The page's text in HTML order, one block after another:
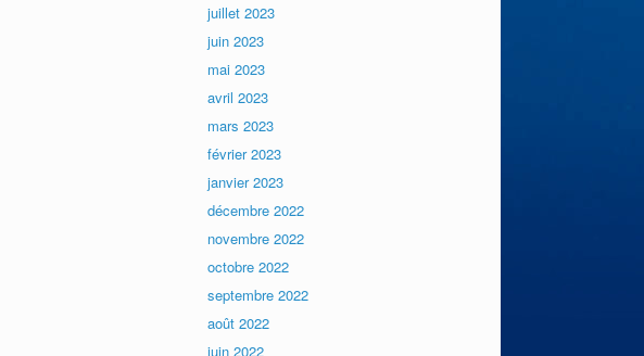
juillet 2023
juin 2023
mai 2023
avril 2023
mars 2023
février 2023
janvier 2023
décembre 2022
novembre 2022
octobre 2022
septembre 2022
août 2022
juin 2022